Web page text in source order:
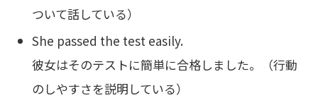
ついて話している）
She passed the test easily.
彼女はそのテストに簡単に合格しました。（行動
のしやすさを説明している）